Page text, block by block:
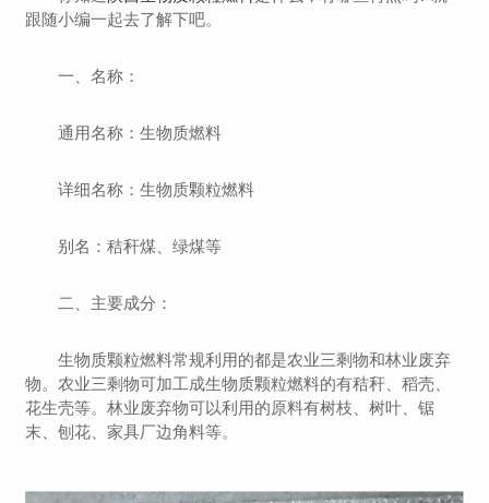
跟随小编一起去了解下吧。
一、名称：
通用名称：生物质燃料
详细名称：生物质颗粒燃料
别名：秸秆煤、绿煤等
二、主要成分：
生物质颗粒燃料常规利用的都是农业三剩物和林业废弃
物。农业三剩物可加工成生物质颗粒燃料的有秸秆、稻壳、
花生壳等。林业废弃物可以利用的原料有树枝、树叶、锯
末、刨花、家具厂边角料等。